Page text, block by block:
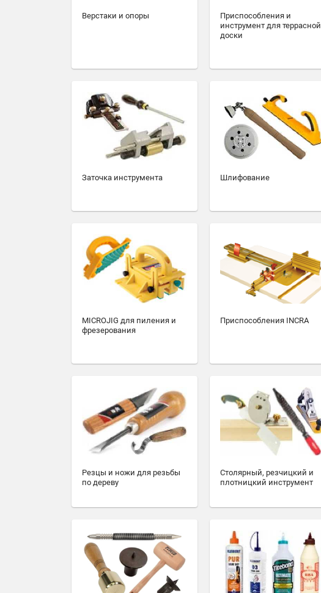
Верстаки и опоры
Приспособления и
инструмент для террасной
доски
Заточка инструмента Шлифование
MICROJIG для пиления и
фрезерования
Приспособления INCRA
Резцы и ножи для резьбы
по дереву
Столярный, резчицкий и
плотницкий инструмент